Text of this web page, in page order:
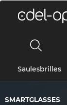
Saulesbrilles
SMARTGLASSES